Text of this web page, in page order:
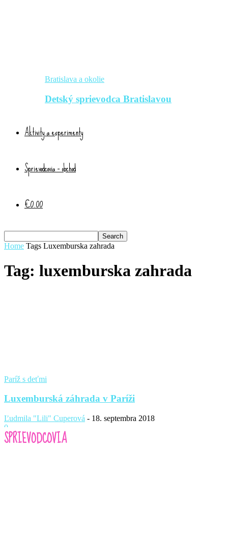
Bratislava a okolie
Detský sprievodca Bratislavou
Aktivity a experimenty
Sprievodcovia – obchod
€0.00
Home Tags Luxemburska zahrada
Tag: luxemburska zahrada
Paríž s deťmi
Luxemburská záhrada v Paríži
Ľudmila "Lili" Cuperová - 18. septembra 2018
0
SPRIEVODCOVIA